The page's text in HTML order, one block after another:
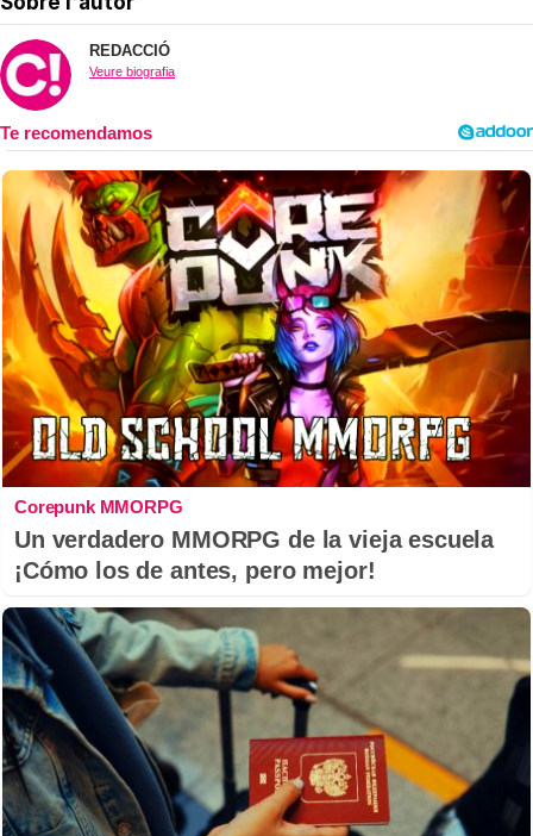
REDACCIÓ
Veure biografia
Corepunk MMORPG
Un verdadero MMORPG de la vieja escuela
¡Cómo los de antes, pero mejor!